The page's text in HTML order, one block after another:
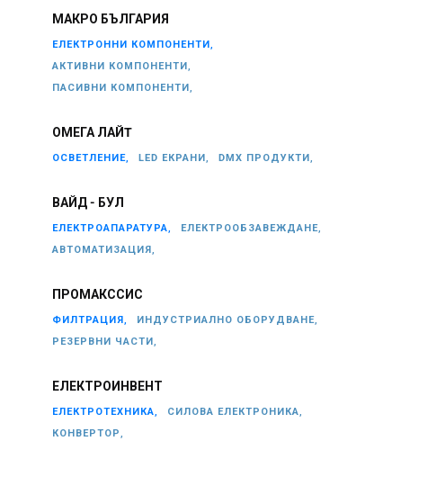
МАКРО БЪЛГАРИЯ
ЕЛЕКТРОННИ КОМПОНЕНТИ,
АКТИВНИ КОМПОНЕНТИ,
ПАСИВНИ КОМПОНЕНТИ,
ОМЕГА ЛАЙT
ОСВЕТЛЕНИЕ, LED ЕКРАНИ, DMX ПРОДУКТИ,
ВАЙД - БУЛ
ЕЛЕКТРОАПАРАТУРА,
ЕЛЕКТРООБЗАВЕЖДАНЕ,
АВТОМАТИЗАЦИЯ,
ПРОМАКССИС
ФИЛТРАЦИЯ,
ИНДУСТРИАЛНО ОБОРУДВАНЕ,
РЕЗЕРВНИ ЧАСТИ,
ЕЛЕКТРОИНВЕНТ
ЕЛЕКТРОТЕХНИКА,
СИЛОВА ЕЛЕКТРОНИКА,
КОНВЕРТОР,